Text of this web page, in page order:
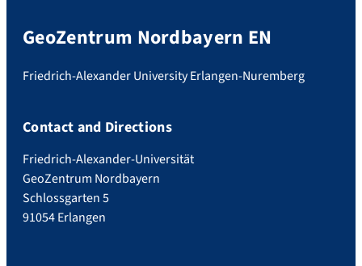
GeoZentrum Nordbayern EN
Friedrich-Alexander University Erlangen-Nuremberg
Contact and Directions
Friedrich-Alexander-Universität
GeoZentrum Nordbayern
Schlossgarten 5
91054 Erlangen